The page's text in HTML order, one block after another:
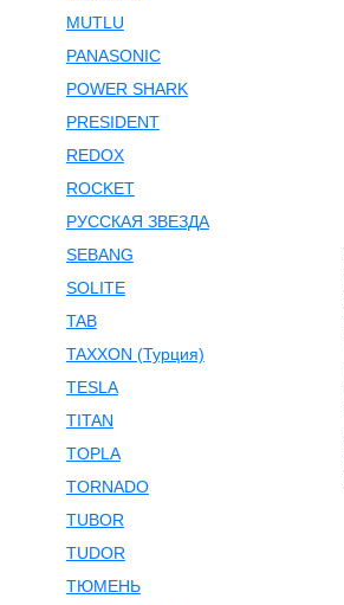
MUTLU
PANASONIC
POWER SHARK
PRESIDENT
REDOX
ROCKET
РУССКАЯ ЗВЕЗДА
SEBANG
SOLITE
TAB
TAXXON (Турция)
TESLA
TITAN
TOPLA
TORNADO
TUBOR
TUDOR
ТЮМЕНЬ